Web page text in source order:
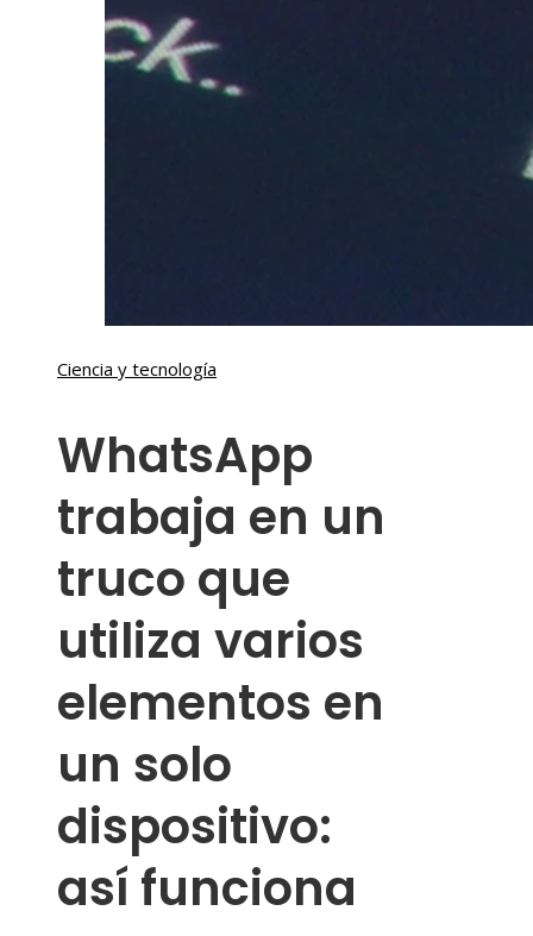
Ciencia y tecnología
WhatsApp
trabaja en un
truco que
utiliza varios
elementos en
un solo
dispositivo:
así funciona